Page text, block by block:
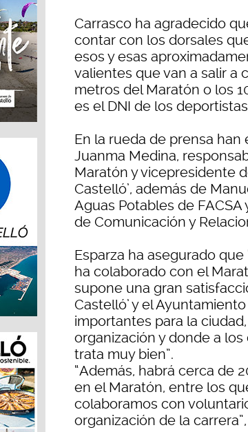
Carrasco ha agradecido
contar con los dorsales
esos y esas
valientes que van a salir a
metros del Maratón o los
es el DNI de los
En la rueda de prensa
Juanma Medina,
Maratón y vicepresidente
Castelló’, además de
Aguas Potables de
de Comunicación y
Esparza ha asegurado
ha colaborado con el
supone una gran
Castelló’ y el
importantes para la
organización y donde a
trata muy bien”.
“Además, habrá cerca de
en el Maratón, entre los
colaboramos con
organización de la